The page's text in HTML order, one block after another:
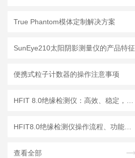
True Phantom模体定制解决方案
SunEye210太阳阴影测量仪的产品特征
便携式粒子计数器的操作注意事项
查看全部